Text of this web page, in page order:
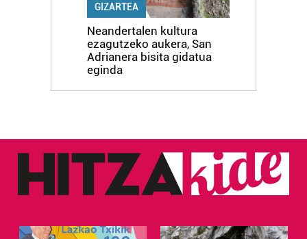
GIZARTEA
Neandertalen kultura
ezagutzeko aukera, San
Adrianera bisita gidatua
eginda